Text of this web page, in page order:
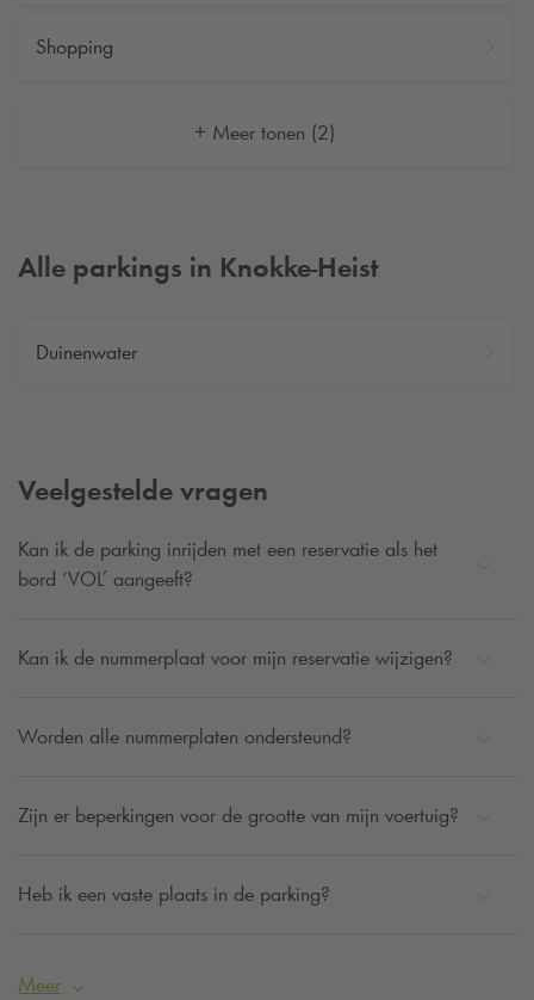
Shopping
+ Meer tonen (2)
Alle parkings in Knokke-Heist
Duinenwater
Veelgestelde vragen
Kan ik de parking inrijden met een reservatie als het
bord ‘VOL’ aangeeft?
Kan ik de nummerplaat voor mijn reservatie wijzigen?
Worden alle nummerplaten ondersteund?
Zijn er beperkingen voor de grootte van mijn voertuig?
Heb ik een vaste plaats in de parking?
Meer